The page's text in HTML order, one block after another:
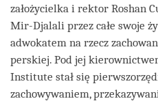
założycielka i rektor Roshan
Mir-Djalali przez całe swoje
adwokatem na rzecz
perskiej. Pod jej
Institute stał się
zachowywaniem,